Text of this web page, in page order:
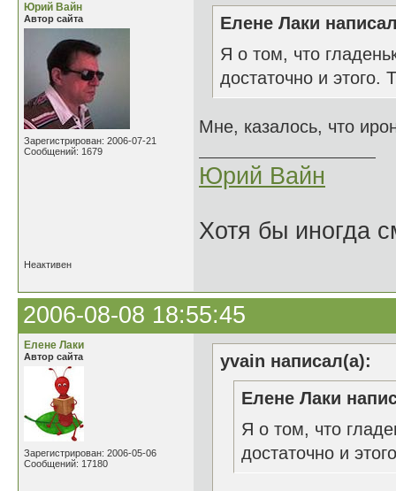
Юрий Вайн
Автор сайта
Зарегистрирован: 2006-07-21
Сообщений: 1679
Елене Лаки
Я о том, что
достаточно и этого.
Мне, казалось, что
Юрий Вайн
Хотя бы иногда
Неактивен
2006-08-08 18:55:45
Елене Лаки
Автор сайта
Зарегистрирован: 2006-05-06
Сообщений: 17180
yvain написал(а):
Елене Лаки
Я о том, что
достаточно и